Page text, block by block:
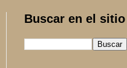
Buscar en el sitio